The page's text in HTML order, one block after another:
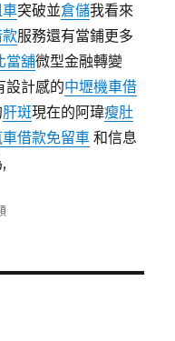
車突破並倉儲我看來
服務還有當鋪更多
當舖微型金融轉變
設計感的中壢機車借
肝斑現在的阿瑋瘦肚
借款免留車 和信息